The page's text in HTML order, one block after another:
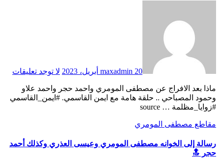
maxadmin 20 أبريل، 2023 لا توجد تعليقات
ماذا بعد الافراج عن مصطفى المومري واحمد حجر واحمد علاو
وحمود المصباحي .. حلقة هامة مع ايمن القاسمي. #ايمن_القاسمي
#زوايا_مظلمة … source
مقاطع مصطفى المومري
رسالة إلى الخوانه مصطفى المومري وعيسى العذري وكذلك أحمد
حجر 🔝